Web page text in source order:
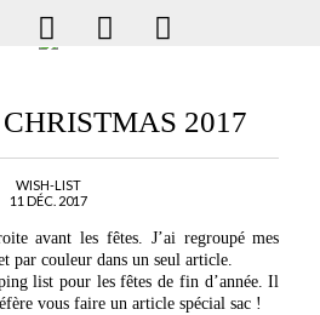
2017
WISH-LIST
11 DÉC. 2017
avant les fêtes. J’ai regroupé mes
par couleur dans un seul article.
list pour les fêtes de fin d’année. Il
vous faire un article spécial sac !